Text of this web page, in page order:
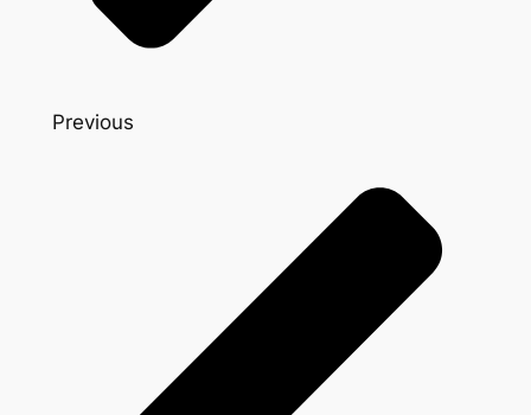
Previous